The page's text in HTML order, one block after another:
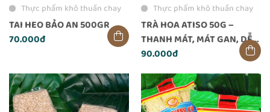
Thực phẩm khô thuần chay
TAI HEO BẢO AN 500GR
70.000đ
Thực phẩm khô thuần chay
TRÀ HOA ATISO 50G –
THANH MÁT, MÁT GAN, DỄ
UỐNG MỖI NGÀY
90.000đ